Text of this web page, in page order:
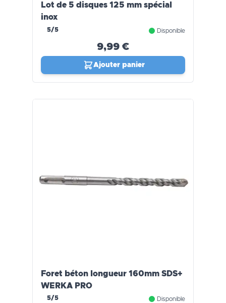
Lot de 5 disques 125 mm spécial
inox
5/5 Disponible
9,99 €
Ajouter panier
Foret béton longueur 160mm SDS+
WERKA PRO
5/5 Disponible